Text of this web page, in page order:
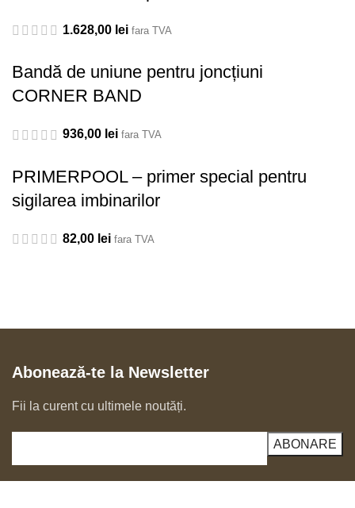
1.628,00 lei fara TVA
Bandă de uniune pentru joncțiuni
CORNER BAND
936,00 lei fara TVA
PRIMERPOOL – primer special pentru
sigilarea imbinarilor
82,00 lei fara TVA
Abonează-te la Newsletter
Fii la curent cu ultimele noutăți.